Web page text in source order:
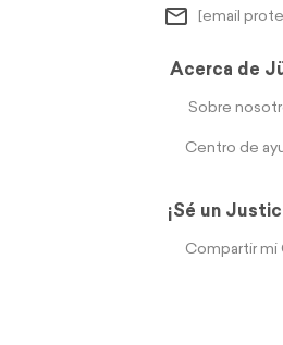
[email
Acerca de
Sobre
Centro de
¡Sé un
Compartir mi